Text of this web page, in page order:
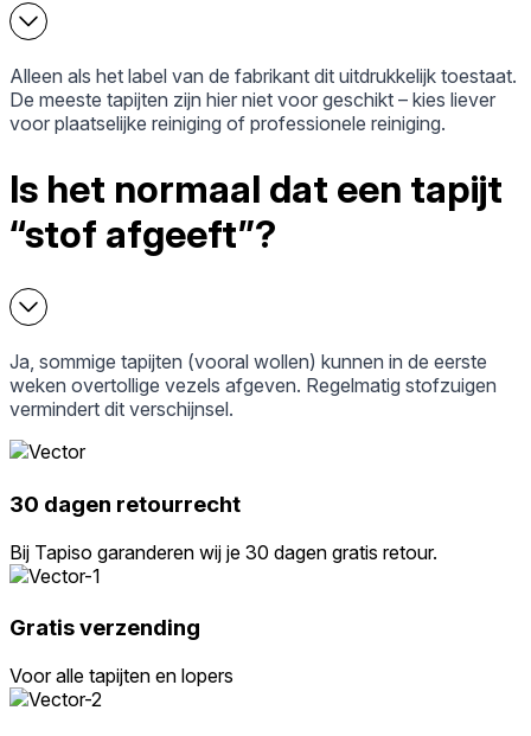
Alleen als het label van de fabrikant dit uitdrukkelijk toestaat.
De meeste tapijten zijn hier niet voor geschikt – kies liever
voor plaatselijke reiniging of professionele reiniging.
Is het normaal dat een tapijt
“stof afgeeft”?
Ja, sommige tapijten (vooral wollen) kunnen in de eerste
weken overtollige vezels afgeven. Regelmatig stofzuigen
vermindert dit verschijnsel.
30 dagen retourrecht
Bij Tapiso garanderen wij je 30 dagen gratis retour.
Gratis verzending
Voor alle tapijten en lopers